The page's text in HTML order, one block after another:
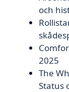
och
2025
The
Status